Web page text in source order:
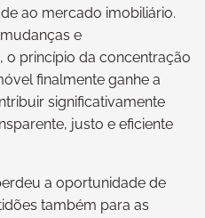
ao mercado imobiliário.
e
princípio da concentração
finalmente ganhe a
significativamente
justo e eficiente
a oportunidade de
também para as